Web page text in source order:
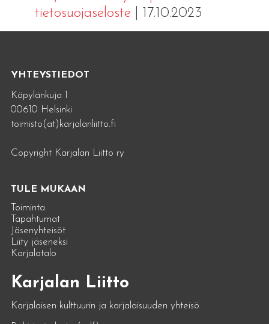
tietosuojaseloste| 17.10.2023
YHTEYSTIEDOT
Käpylänkuja 1
00610 Helsinki
toimisto(at)karjalanliitto.fi
Copyright Karjalan Liitto ry
TULE MUKAAN
Toiminta
Tapahtumat
Jäsenyhteisöt
Liity jäseneksi
Karjalatalo
Karjalan Liitto
Karjalaisen kulttuurin ja karjalaisuuden yhteisö